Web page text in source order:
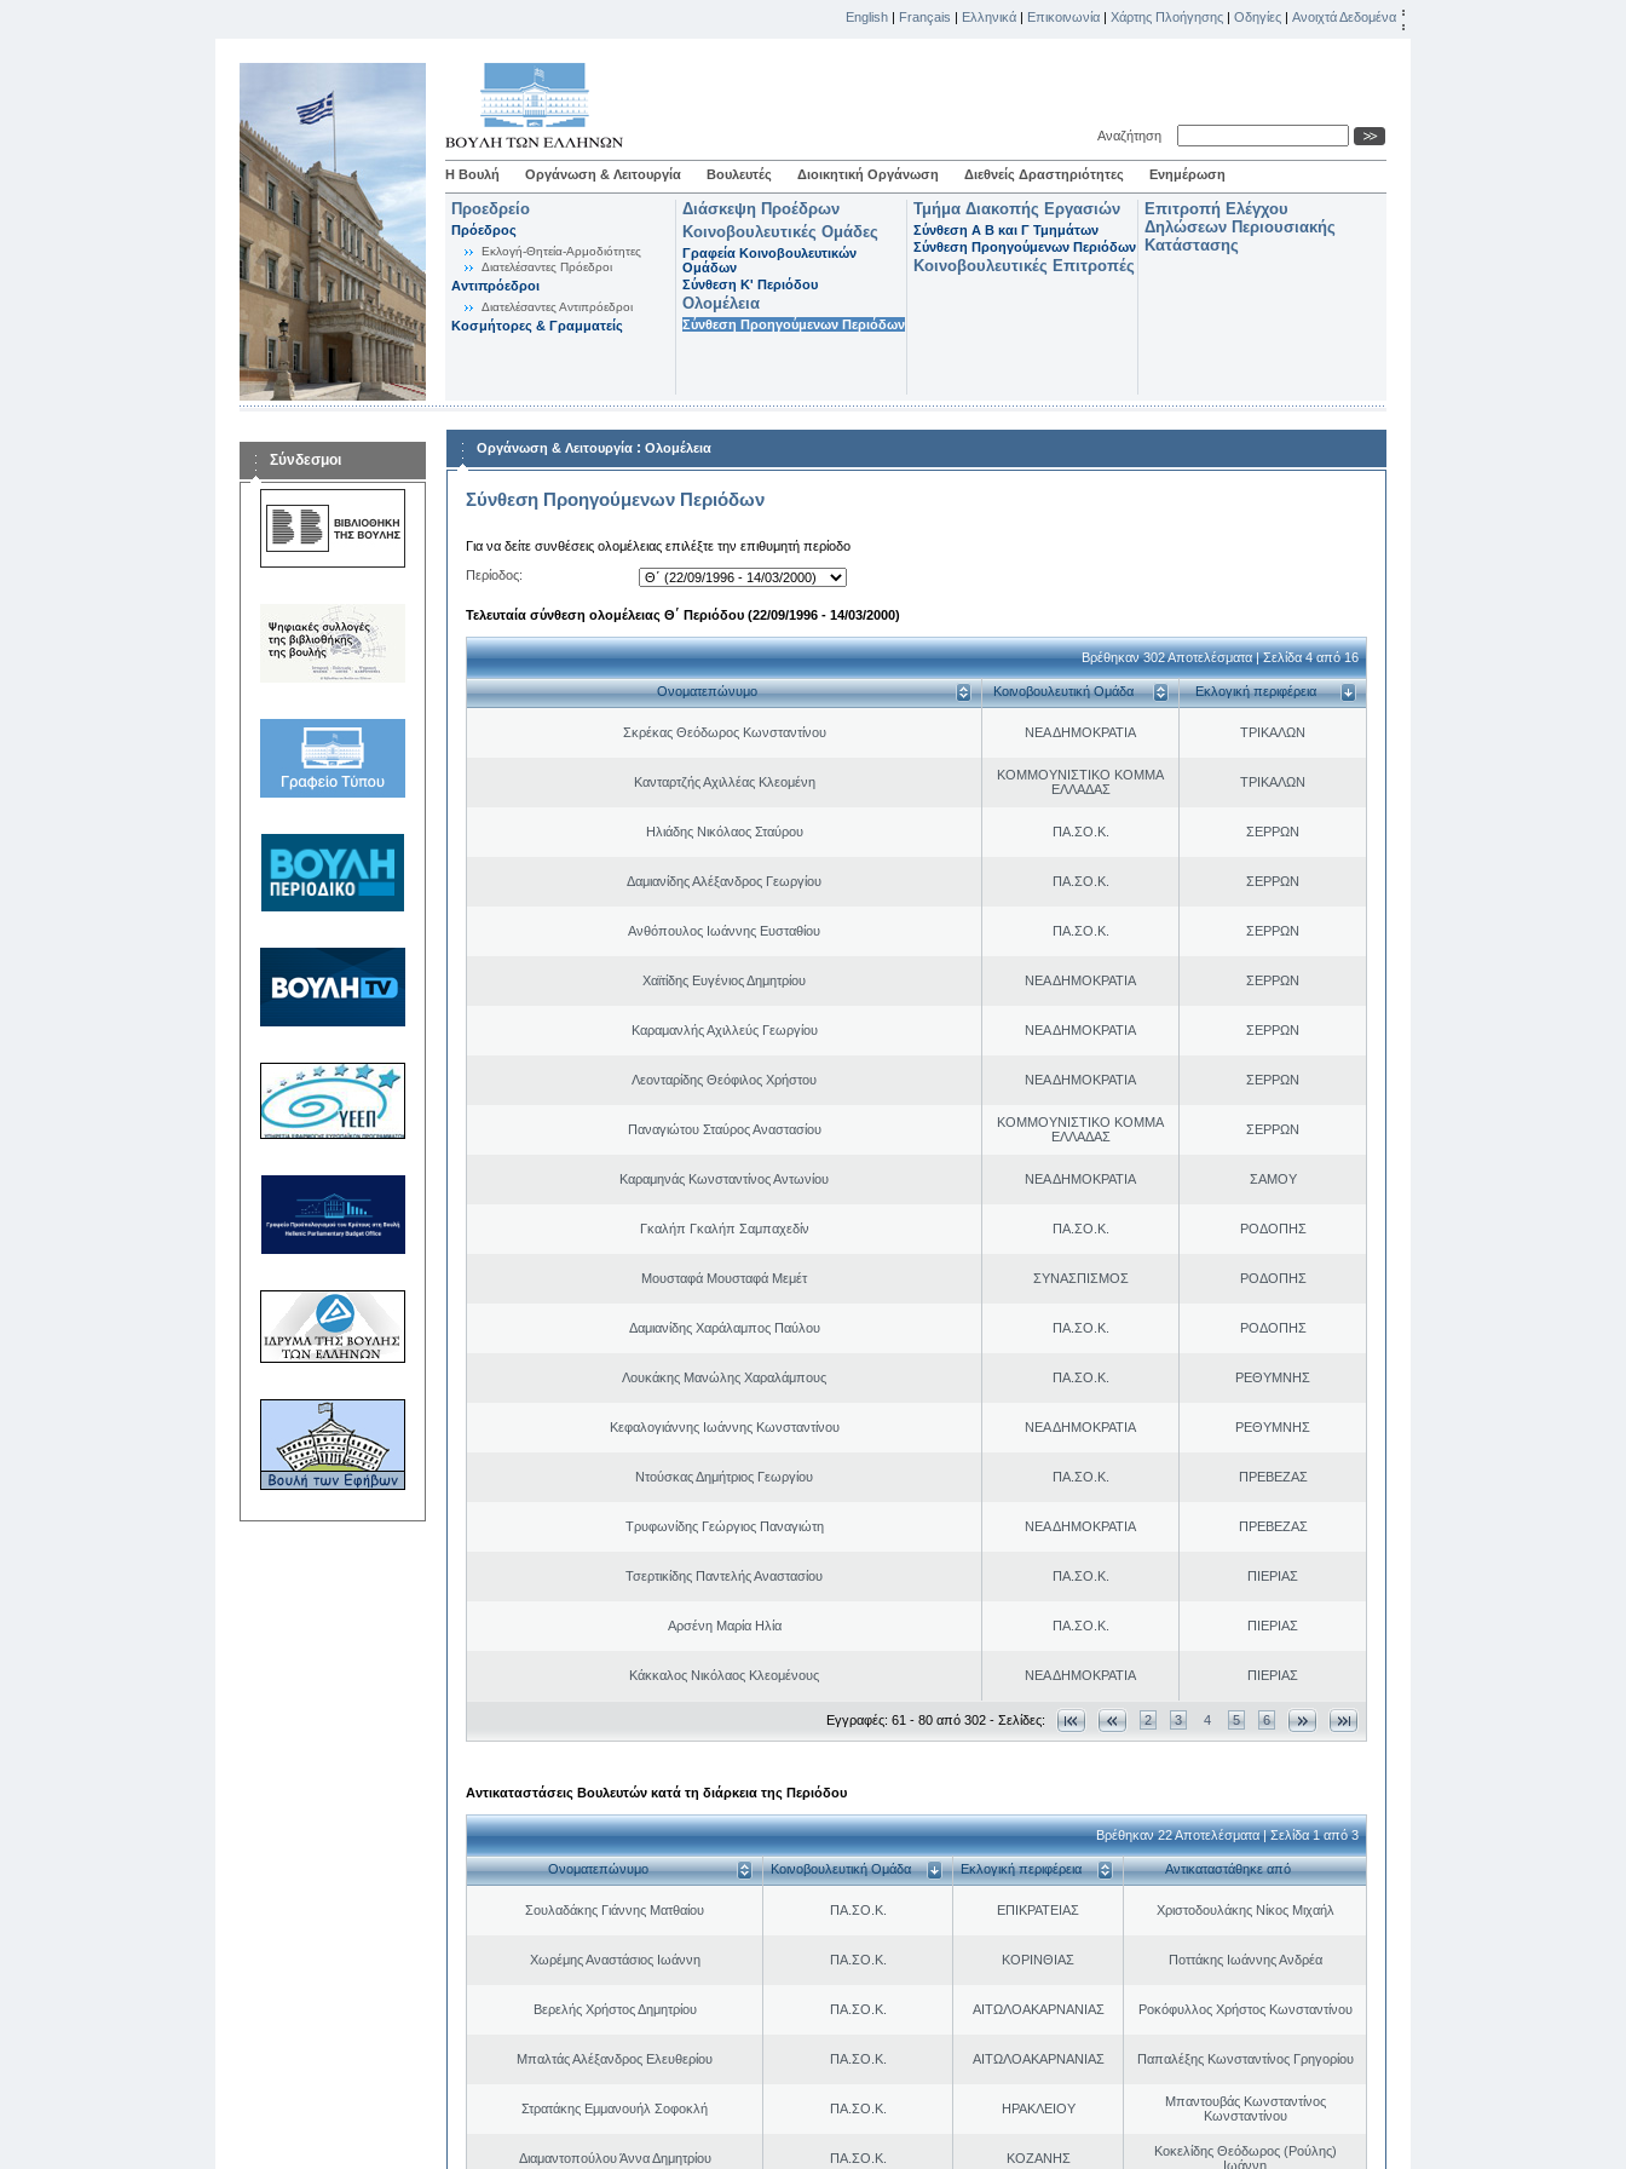
English | Français | Ελληνικά | Επικοινωνία | Χάρτης Πλοήγησης | Οδηγίες | Ανοιχτά Δεδομένα
Αναζήτηση
Η Βουλή Οργάνωση & Λειτουργία Βουλευτές Διοικητική Οργάνωση Διεθνείς Δραστηριότητες Ενημέρωση
Προεδρείο
Πρόεδρος
Εκλογή-Θητεία-Αρμοδιότητες
Διατελέσαντες Πρόεδροι
Αντιπρόεδροι
Διατελέσαντες Αντιπρόεδροι
Κοσμήτορες & Γραμματείς
Διάσκεψη Προέδρων
Κοινοβουλευτικές Ομάδες
Γραφεία Κοινοβουλευτικών
Ομάδων
Σύνθεση K' Περιόδου
Ολομέλεια
Σύνθεση Προηγούμενων Περιόδων
Τμήμα Διακοπής Εργασιών
Σύνθεση Α Β και Γ Τμημάτων
Σύνθεση Προηγούμενων Περιόδων
Κοινοβουλευτικές Επιτροπές
Επιτροπή Ελέγχου
Δηλώσεων Περιουσιακής
Κατάστασης
Σύνδεσμοι
Οργάνωση & Λειτουργία : Ολομέλεια
Σύνθεση Προηγούμενων Περιόδων
Για να δείτε συνθέσεις ολομέλειας επιλέξτε την επιθυμητή περίοδο
Περίοδος:
Τελευταία σύνθεση ολομέλειας Θ΄ Περιόδου (22/09/1996 - 14/03/2000)
Βρέθηκαν 302 Αποτελέσματα | Σελίδα 4 από 16
Ονοματεπώνυμο Κοινοβουλευτική Ομάδα Εκλογική περιφέρεια
Σκρέκας Θεόδωρος Κωνσταντίνου ΝΕΑ ΔΗΜΟΚΡΑΤΙΑ ΤΡΙΚΑΛΩΝ
Κανταρτζής Αχιλλέας Κλεομένη
ΚΟΜΜΟΥΝΙΣΤΙΚΟ ΚΟΜΜΑ
ΕΛΛΑΔΑΣ
ΤΡΙΚΑΛΩΝ
Ηλιάδης Νικόλαος Σταύρου ΠΑ.ΣΟ.Κ. ΣΕΡΡΩΝ
Δαμιανίδης Αλέξανδρος Γεωργίου ΠΑ.ΣΟ.Κ. ΣΕΡΡΩΝ
Ανθόπουλος Ιωάννης Ευσταθίου ΠΑ.ΣΟ.Κ. ΣΕΡΡΩΝ
Χαϊτίδης Ευγένιος Δημητρίου ΝΕΑ ΔΗΜΟΚΡΑΤΙΑ ΣΕΡΡΩΝ
Καραμανλής Αχιλλεύς Γεωργίου ΝΕΑ ΔΗΜΟΚΡΑΤΙΑ ΣΕΡΡΩΝ
Λεονταρίδης Θεόφιλος Χρήστου ΝΕΑ ΔΗΜΟΚΡΑΤΙΑ ΣΕΡΡΩΝ
Παναγιώτου Σταύρος Αναστασίου
ΚΟΜΜΟΥΝΙΣΤΙΚΟ ΚΟΜΜΑ
ΕΛΛΑΔΑΣ
ΣΕΡΡΩΝ
Καραμηνάς Κωνσταντίνος Αντωνίου ΝΕΑ ΔΗΜΟΚΡΑΤΙΑ ΣΑΜΟΥ
Γκαλήπ Γκαλήπ Σαμπαχεδίν ΠΑ.ΣΟ.Κ. ΡΟΔΟΠΗΣ
Μουσταφά Μουσταφά Μεμέτ ΣΥΝΑΣΠΙΣΜΟΣ ΡΟΔΟΠΗΣ
Δαμιανίδης Χαράλαμπος Παύλου ΠΑ.ΣΟ.Κ. ΡΟΔΟΠΗΣ
Λουκάκης Μανώλης Χαραλάμπους ΠΑ.ΣΟ.Κ. ΡΕΘΥΜΝΗΣ
Κεφαλογιάννης Ιωάννης Κωνσταντίνου ΝΕΑ ΔΗΜΟΚΡΑΤΙΑ ΡΕΘΥΜΝΗΣ
Ντούσκας Δημήτριος Γεωργίου ΠΑ.ΣΟ.Κ. ΠΡΕΒΕΖΑΣ
Τρυφωνίδης Γεώργιος Παναγιώτη ΝΕΑ ΔΗΜΟΚΡΑΤΙΑ ΠΡΕΒΕΖΑΣ
Τσερτικίδης Παντελής Αναστασίου ΠΑ.ΣΟ.Κ. ΠΙΕΡΙΑΣ
Αρσένη Μαρία Ηλία ΠΑ.ΣΟ.Κ. ΠΙΕΡΙΑΣ
Κάκκαλος Νικόλαος Κλεομένους ΝΕΑ ΔΗΜΟΚΡΑΤΙΑ ΠΙΕΡΙΑΣ
Εγγραφές: 61 - 80 από 302 - Σελίδες: 2 3 4 5 6
Αντικαταστάσεις Βουλευτών κατά τη διάρκεια της Περιόδου
Βρέθηκαν 22 Αποτελέσματα | Σελίδα 1 από 3
Ονοματεπώνυμο Κοινοβουλευτική Ομάδα Εκλογική περιφέρεια Αντικαταστάθηκε από
Σουλαδάκης Γιάννης Ματθαίου ΠΑ.ΣΟ.Κ. ΕΠΙΚΡΑΤΕΙΑΣ Χριστοδουλάκης Νίκος Μιχαήλ
Χωρέμης Αναστάσιος Ιωάννη ΠΑ.ΣΟ.Κ. ΚΟΡΙΝΘΙΑΣ Ποττάκης Ιωάννης Ανδρέα
Βερελής Χρήστος Δημητρίου ΠΑ.ΣΟ.Κ. ΑΙΤΩΛΟΑΚΑΡΝΑΝΙΑΣ Ροκόφυλλος Χρήστος Κωνσταντίνου
Μπαλτάς Αλέξανδρος Ελευθερίου ΠΑ.ΣΟ.Κ. ΑΙΤΩΛΟΑΚΑΡΝΑΝΙΑΣ Παπαλέξης Κωνσταντίνος Γρηγορίου
Στρατάκης Εμμανουήλ Σοφοκλή ΠΑ.ΣΟ.Κ. ΗΡΑΚΛΕΙΟΥ
Μπαντουβάς Κωνσταντίνος
Κωνσταντίνου
Διαμαντοπούλου Άννα Δημητρίου ΠΑ.ΣΟ.Κ. ΚΟΖΑΝΗΣ
Κοκελίδης Θεόδωρος (Ρούλης)
Ιωάννη